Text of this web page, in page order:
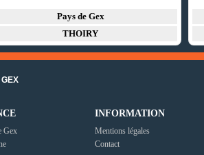
Pays de Gex
THOIRY
Gex
INFORMATION
Mentions légales
Contact